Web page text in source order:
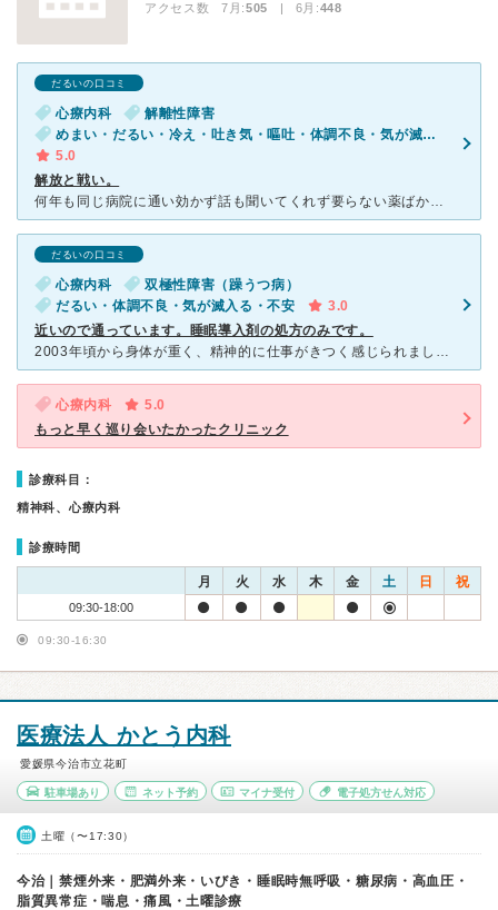
アクセス数 7月:505 | 6月:448
だるいの口コミ
心療内科
解離性障害
めまい・だるい・冷え・吐き気・嘔吐・体調不良・気が滅入る・不安
5.0
解放と戦い。
何年も同じ病院に通い効かず話も聞いてくれず要らない薬ばかりの処方と発作の戦いの日々でした。病院を変えたくても勇気が無く何年越しでのセカンドオピニオンでした。診療時間外を開けて下さり、一生治らないと2件
だるいの口コミ
心療内科
双極性障害（躁うつ病）
だるい・体調不良・気が滅入る・不安
3.0
近いので通っています。睡眠導入剤の処方のみです。
2003年頃から身体が重く、精神的に仕事がきつく感じられました。 一番最初にかかった精神科では、パキシルさえ飲めばたちまち治ると言われ服用しましたが、全く効かず落ち込んだことをよく覚えています。
心療内科
5.0
もっと早く巡り会いたかったクリニック
診療科目：
精神科、心療内科
診療時間
月 火 水 木 金 土 日 祝
09:30-18:00
09:30-16:30
医療法人 かとう内科
愛媛県今治市立花町
駐車場あり ネット予約 マイナ受付 電子処方せん対応
土曜（〜17:30）
今治｜禁煙外来・肥満外来・いびき・睡眠時無呼吸・糖尿病・高血圧・
脂質異常症・喘息・痛風・土曜診療